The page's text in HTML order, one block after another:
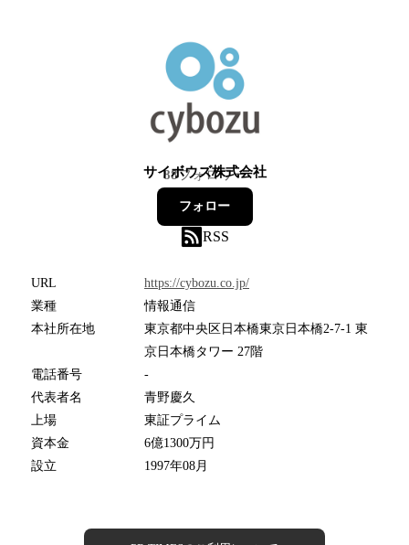
サイボウズ株式会社
88フォロワー
フォロー
RSS
URL
https://cybozu.co.jp/
業種
情報通信
本社所在地
東京都中央区日本橋東京日本橋2-7-1 東
京日本橋タワー 27階
電話番号
-
代表者名
青野慶久
上場
東証プライム
資本金
6億1300万円
設立
1997年08月